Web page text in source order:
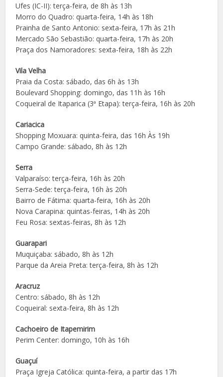
Ufes (IC-II): terça-feira, de 8h às 13h
Morro do Quadro: quarta-feira, 14h às 18h
Prainha de Santo Antonio: sexta-feira, 17h às 21h
Mercado São Sebastião: quarta-feira, 17h às 20h
Praça dos Namoradores: sexta-feira, 18h às 22h
Vila Velha
Praia da Costa: sábado, das 6h às 13h
Boulevard Shopping: domingo, das 11h às 16h
Coqueiral de Itaparica (3ª Etapa): terça-feira, 16h às 20h
Cariacica
Shopping Moxuara: quinta-feira, das 16h Às 19h
Campo Grande: sábado, 8h às 12h
Serra
Valparaíso: terça-feira, 16h às 20h
Serra-Sede: terça-feira, 16h às 20h
Bairro de Fátima: quarta-feira, 16h às 20h
Nova Carapina: quintas-feiras, 14h às 20h
Feu Rosa: sextas-feiras, 8h às 12h
Guarapari
Muquiçaba: sábado, 8h às 12h
Parque da Areia Preta: terça-feira, 8h às 12h
Aracruz
Centro: sábado, 8h às 12h
Coqueiral: sexta-feira, 8h às 12h
Cachoeiro de Itapemirim
Perim Center: domingo, 10h às 16h
Guaçuí
Praça Igreja Católica: quinta-feira, a partir das 17h